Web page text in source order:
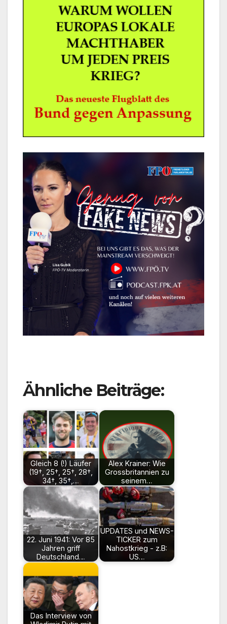
Ähnliche Beiträge:
Gleich 8 (!) Läufer
(19†, 25†, 25†, 28†,
34†, 35†,…
Alex Krainer: Wie
Grossbritannien zu
seinem…
22. Juni 1941: Vor 85
Jahren griff
Deutschland…
UPDATES und NEWS-
TICKER zum
Nahostkrieg - z.B:
US…
Das Interview von